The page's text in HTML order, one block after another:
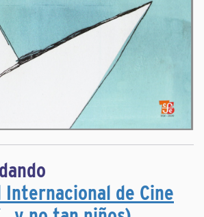
Internacional de Cine